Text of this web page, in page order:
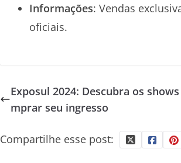
Informações: Vendas
oficiais.
Exposul 2024: Descubra os
mprar seu ingresso
Compartilhe esse post: